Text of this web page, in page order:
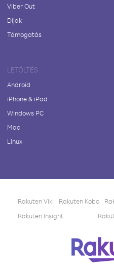
Viber Out
Díjak
Támogatás
LETÖLTÉS
Android
iPhone & iPad
Windows PC
Mac
Linux
Rakuten Viki Rakuten Kobo
Rakuten Insight